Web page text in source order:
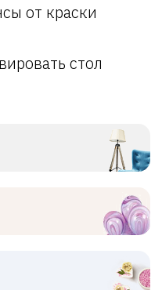
от краски
стол